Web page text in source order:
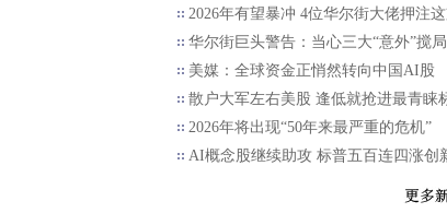
2026年有望暴冲 4位华尔街大佬押注
华尔街巨头警告：当心三大“意外”搅
美媒：全球资金正悄然转向中国AI股
散户大军左右美股 逢低就抢进最青睐
2026年将出现“50年来最严重的危机”
AI概念股继续助攻 标普五百连四涨创